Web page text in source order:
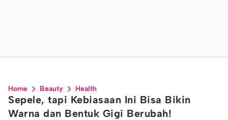
Home Beauty Health
Sepele, tapi Kebiasaan Ini Bisa Bikin
Warna dan Bentuk Gigi Berubah!